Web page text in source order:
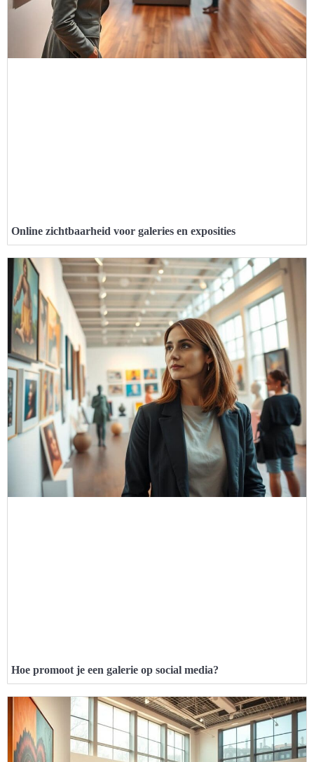
Online zichtbaarheid voor galeries en exposities
Hoe promoot je een galerie op social media?